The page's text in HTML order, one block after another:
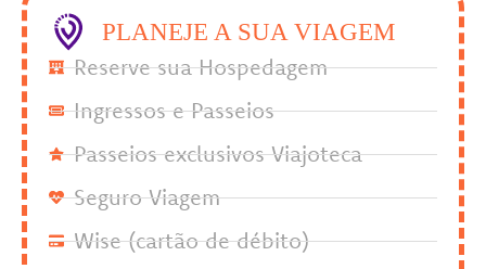
PLANEJE A SUA VIAGEM
Reserve sua Hospedagem
Ingressos e Passeios
Passeios exclusivos Viajoteca
Seguro Viagem
Wise (cartão de débito)